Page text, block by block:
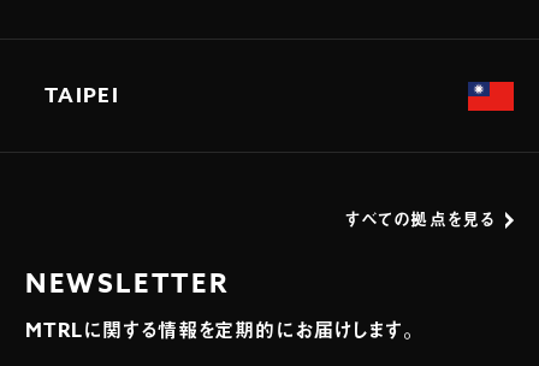
TAIPEI
すべての拠点を見る
NEWSLETTER
MTRLに関する情報を定期的にお届けします。